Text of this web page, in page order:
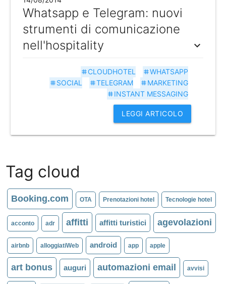
Whatsapp e Telegram: nuovi
strumenti di comunicazione
nell'hospitality
expand_more
tagWHATSAPP
tag CLOUDHOTEL
tag MARKETING
tagTELEGRAM
tag SOCIAL
tag INSTANT MESSAGING
LEGGI ARTICOLO
Tag cloud
Booking.com OTA Prenotazioni hotel Tecnologie hotel
acconto adr affitti affitti turistici agevolazioni
airbnb alloggiatiWeb android app apple
art bonus auguri automazioni email avvisi